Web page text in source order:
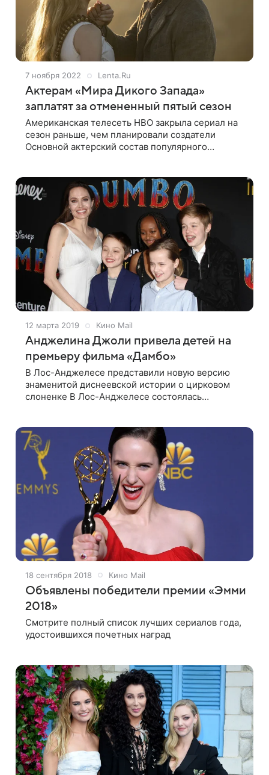
7 ноября 2022 Lenta.Ru
Актерам «Мира Дикого Запада»
заплатят за отмененный пятый сезон
Американская телесеть HBO закрыла сериал на
сезон раньше, чем планировали создатели
Основной актерский состав популярного
12 марта 2019 Кино Mail
Анджелина Джоли привела детей на
премьеру фильма «Дамбо»
В Лос-Анджелесе представили новую версию
знаменитой диснеевской истории о цирковом
слоненке В Лос-Анджелесе состоялась
представили актеры
18 сентября 2018 Кино Mail
Объявлены победители премии «Эмми
2018»
Смотрите полный список лучших сериалов года,
удостоившихся почетных наград